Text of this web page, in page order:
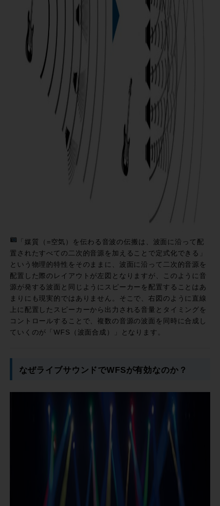
「媒質（=空気）を伝わる音波の伝搬は、波面に沿って配
置されたすべての二次的音源を加えることで定式化できる」
という物理的特性をそのままに、波面に沿って二次的音源を
配置した際のレイアウトが左図となりますが、このように音
源が発する波面と同じようにスピーカーを配置することはあ
まりにも現実的ではありません。そこで、右図のように直線
上に配置したスピーカーから出力される音量とタイミングを
コントロールすることで、複数の音源の波面を同時に合成し
ていくのが「WFS（波面合成）」となります。
なぜライブサウンドでWFSが有効なのか？